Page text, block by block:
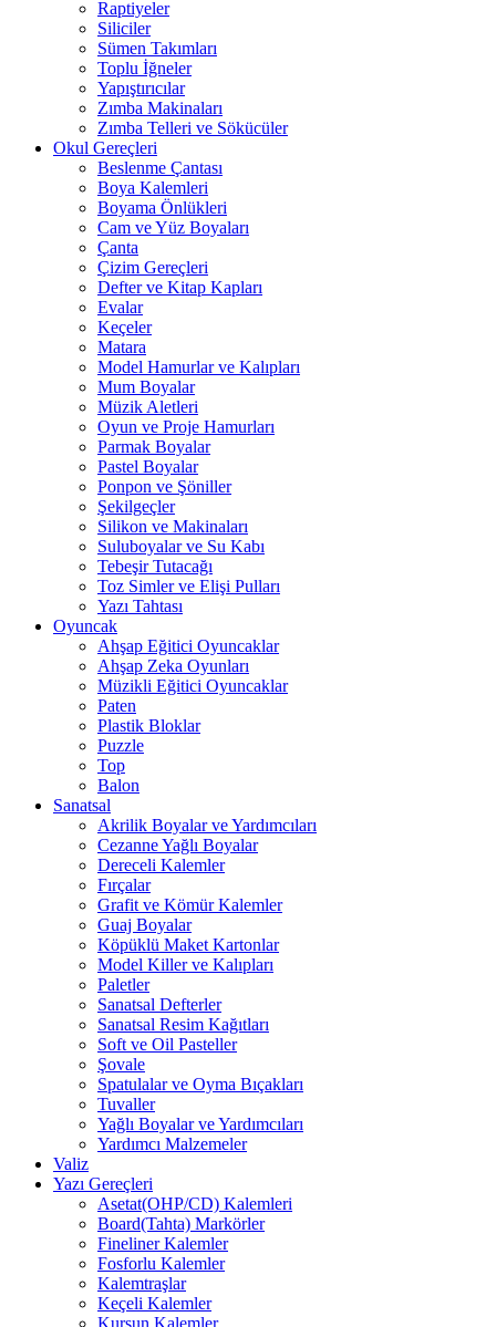
Raptiyeler
Siliciler
Sümen Takımları
Toplu İğneler
Yapıştırıcılar
Zımba Makinaları
Zımba Telleri ve Sökücüler
Okul Gereçleri
Beslenme Çantası
Boya Kalemleri
Boyama Önlükleri
Cam ve Yüz Boyaları
Çanta
Çizim Gereçleri
Defter ve Kitap Kapları
Evalar
Keçeler
Matara
Model Hamurlar ve Kalıpları
Mum Boyalar
Müzik Aletleri
Oyun ve Proje Hamurları
Parmak Boyalar
Pastel Boyalar
Ponpon ve Şöniller
Şekilgeçler
Silikon ve Makinaları
Suluboyalar ve Su Kabı
Tebeşir Tutacağı
Toz Simler ve Elişi Pulları
Yazı Tahtası
Oyuncak
Ahşap Eğitici Oyuncaklar
Ahşap Zeka Oyunları
Müzikli Eğitici Oyuncaklar
Paten
Plastik Bloklar
Puzzle
Top
Balon
Sanatsal
Akrilik Boyalar ve Yardımcıları
Cezanne Yağlı Boyalar
Dereceli Kalemler
Fırçalar
Grafit ve Kömür Kalemler
Guaj Boyalar
Köpüklü Maket Kartonlar
Model Killer ve Kalıpları
Paletler
Sanatsal Defterler
Sanatsal Resim Kağıtları
Soft ve Oil Pasteller
Şovale
Spatulalar ve Oyma Bıçakları
Tuvaller
Yağlı Boyalar ve Yardımcıları
Yardımcı Malzemeler
Valiz
Yazı Gereçleri
Asetat(OHP/CD) Kalemleri
Board(Tahta) Markörler
Fineliner Kalemler
Fosforlu Kalemler
Kalemtraşlar
Keçeli Kalemler
Kurşun Kalemler